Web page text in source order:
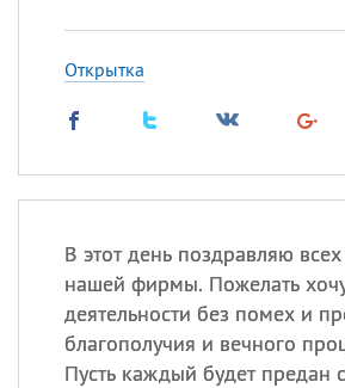
Открытка
В этот день поздравляю
нашей фирмы. Пожелать
деятельности без помех и
благополучия и вечного
Пусть каждый будет предан